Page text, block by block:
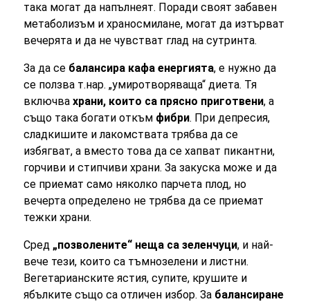
така могат да напълнеят. Поради своят забавен
метаболизъм и храносмилане, могат да изтърват
вечерята и да не чувстват глад на сутринта.
За да се балансира кафа енергията, е нужно да
се ползва т.нар. „умиротворяваща“ диета. Тя
включвахрани, които са прясно приготвени, а
също така богати откъм фибри. При депресия,
сладкишите и лакомствата трябва да се
избягват, а вместо това да се хапват пикантни,
горчиви и стипчиви храни. За закуска може и да
се приемат само няколко парчета плод, но
вечерта определено не трябва да се приемат
тежки храни.
Сред „позволените“ неща са зеленчуци, и най-
вече тези, които са тъмнозелени и листни.
Вегетарианските ястия, супите, крушите и
ябълките също са отличен избор. За балансиране